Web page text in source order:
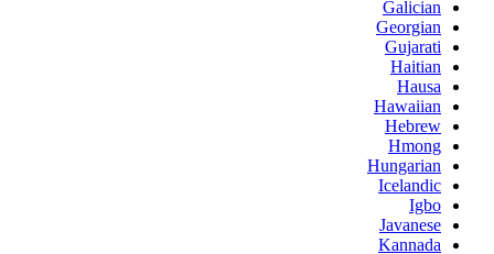
Galician
Georgian
Gujarati
Haitian
Hausa
Hawaiian
Hebrew
Hmong
Hungarian
Icelandic
Igbo
Javanese
Kannada